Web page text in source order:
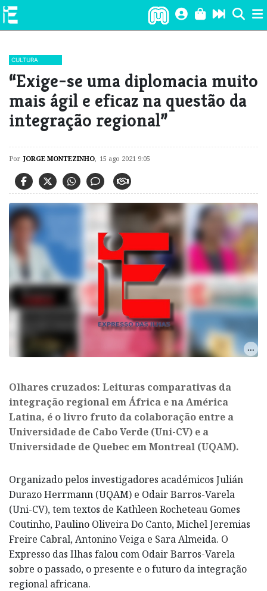
CULTURA
“Exige-se uma diplomacia muito
mais ágil e eficaz na questão da
integração regional”
Por JORGE MONTEZINHO, 15 ago 2021 9:05
Olhares cruzados: Leituras comparativas da
integração regional em África e na América
Latina, é o livro fruto da colaboração entre a
Universidade de Cabo Verde (Uni-CV) e a
Universidade de Quebec em Montreal (UQAM).
Organizado pelos investigadores académicos Julián
Durazo Herrmann (UQAM) e Odair Barros-Varela
(Uni-CV), tem textos de Kathleen Rocheteau Gomes
Coutinho, Paulino Oliveira Do Canto, Michel Jeremias
Freire Cabral, Antonino Veiga e Sara Almeida. O
Expresso das Ilhas falou com Odair Barros-Varela
sobre o passado, o presente e o futuro da integração
regional africana.